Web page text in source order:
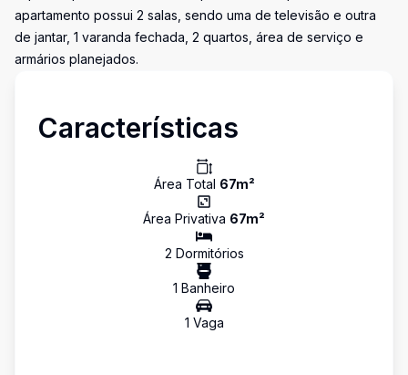
apartamento possui 2 salas, sendo uma de televisão e outra
de jantar, 1 varanda fechada, 2 quartos, área de serviço e
armários planejados.
Características
Área Total 67m²
Área Privativa 67m²
2 Dormitórios
1 Banheiro
1 Vaga